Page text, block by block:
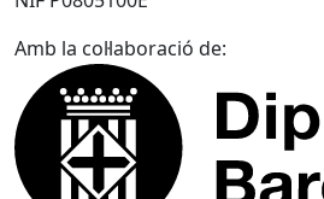
Amb la col·laboració de: